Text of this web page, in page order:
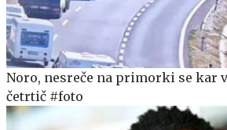
Noro, nesreče na primorki se kar
četrtič #foto